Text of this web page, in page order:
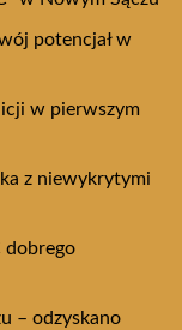
potencjał w
w pierwszym
z niewykrytymi
dobrego
– odzyskano